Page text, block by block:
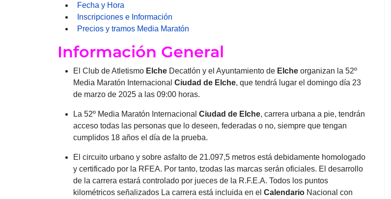
Fecha y Hora
Inscripciones e Información
Precios y tramos Media Maratón
Información General
El Club de Atletismo Elche Decatlón y el Ayuntamiento de Elche organizan la 52º
Media Maratón Internacional Ciudad de Elche, que tendrá lugar el domingo día 23
de marzo de 2025 a las 09:00 horas.
La 52º Media Maratón Internacional Ciudad de Elche, carrera urbana a pie, tendrán
acceso todas las personas que lo deseen, federadas o no, siempre que tengan
cumplidos 18 años el día de la prueba.
El circuito urbano y sobre asfalto de 21.097,5 metros está debidamente homologado
y certificado por la RFEA. Por tanto, tzodas las marcas serán oficiales. El desarrollo
de la carrera estará controlado por jueces de la R.F.E.A. Todos los puntos
kilométricos señalizados La carrera está incluida en el Calendario Nacional con